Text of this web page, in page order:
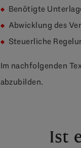
Benötigte
Abwicklung des
Steuerliche
Im nachfolgenden
abzubilden.
Ist